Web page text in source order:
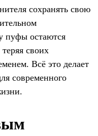
сохранять свою
пуфы остаются
своих
Всё это делает
современного